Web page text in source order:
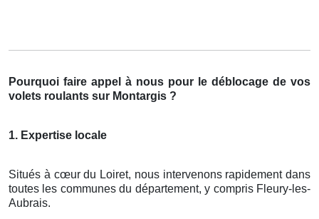
Pourquoi faire appel à nous pour le déblocage de vos
volets roulants sur Montargis ?
1. Expertise locale
Situés à cœur du Loiret, nous intervenons rapidement dans
toutes les communes du département, y compris Fleury-les-
Aubrais.